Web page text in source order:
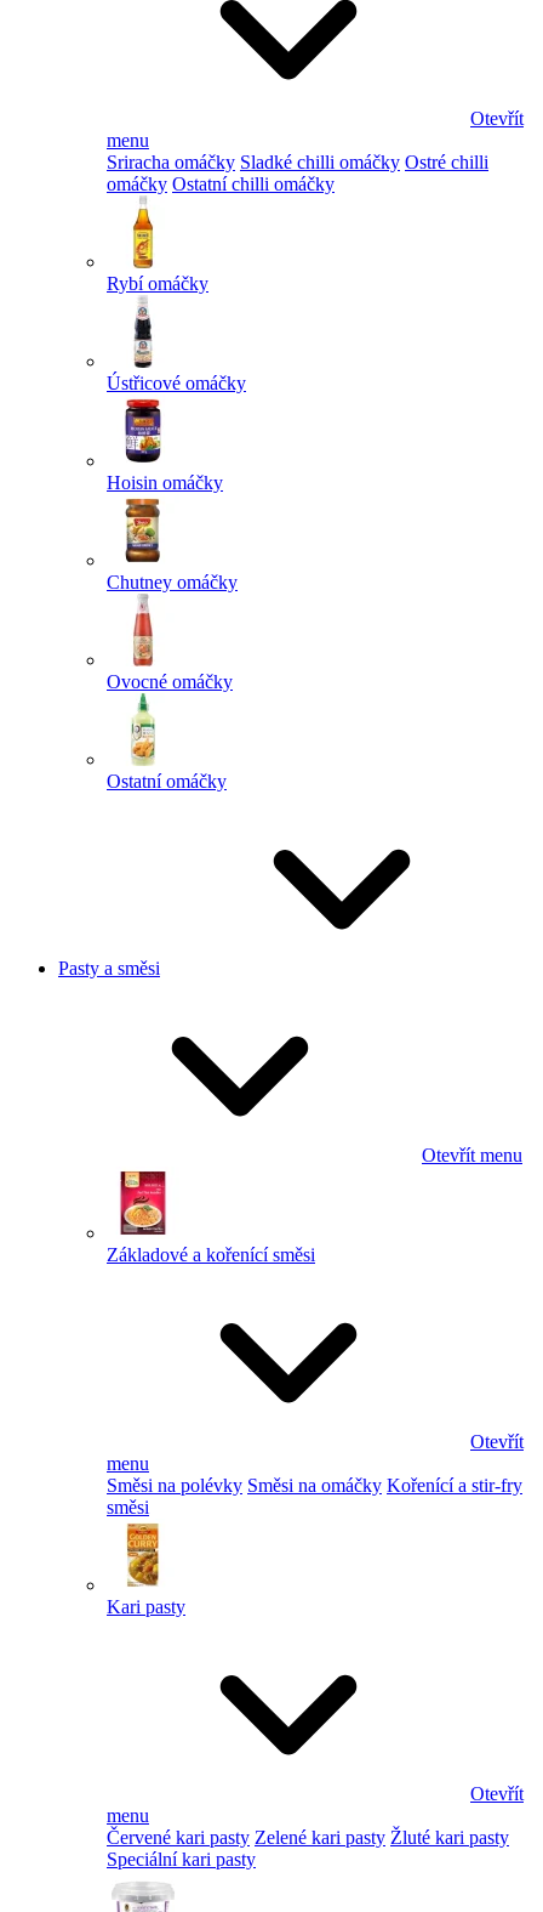
Otevřít
menu
Sriracha omáčky Sladké chilli omáčky Ostré chilli
omáčky Ostatní chilli omáčky
Rybí omáčky
Ústřicové omáčky
Hoisin omáčky
Chutney omáčky
Ovocné omáčky
Ostatní omáčky
Pasty a směsi
Otevřít menu
Základové a kořenící směsi
Otevřít
menu
Směsi na polévky Směsi na omáčky Kořenící a stir-fry
směsi
Kari pasty
Otevřít
menu
Červené kari pasty Zelené kari pasty Žluté kari pasty
Speciální kari pasty